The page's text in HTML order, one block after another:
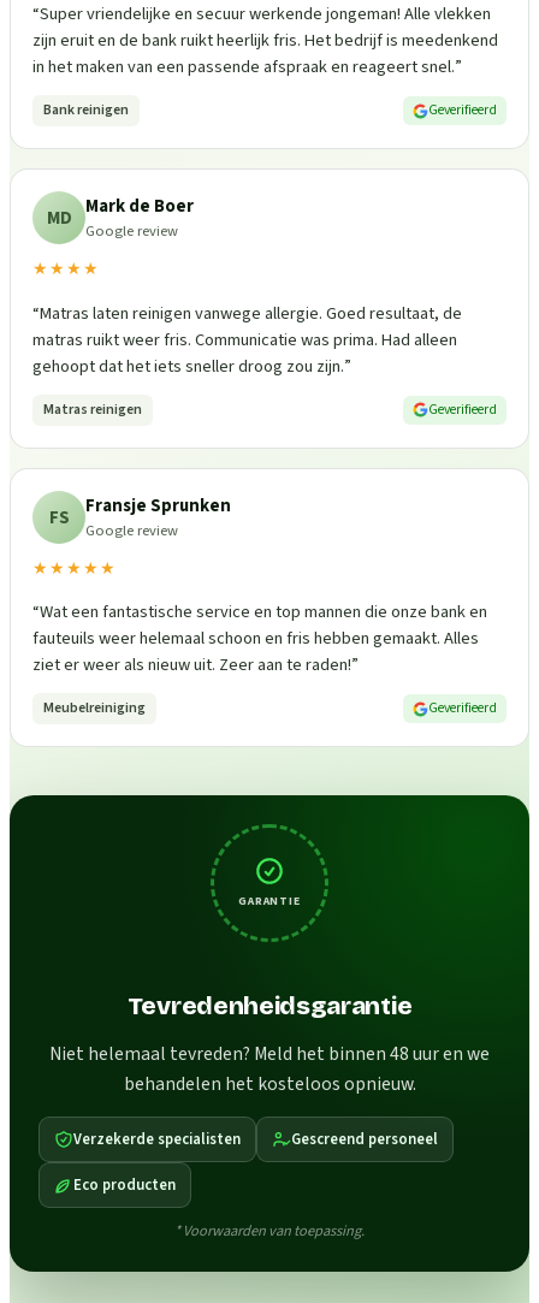
“Super vriendelijke en secuur werkende jongeman! Alle vlekken
zijn eruit en de bank ruikt heerlijk fris. Het bedrijf is meedenkend
in het maken van een passende afspraak en reageert snel.”
Bank reinigen Geverifieerd
MD Mark de Boer
Google review
★★★★
“Matras laten reinigen vanwege allergie. Goed resultaat, de
matras ruikt weer fris. Communicatie was prima. Had alleen
gehoopt dat het iets sneller droog zou zijn.”
Matras reinigen Geverifieerd
FS Fransje Sprunken
Google review
★★★★★
“Wat een fantastische service en top mannen die onze bank en
fauteuils weer helemaal schoon en fris hebben gemaakt. Alles
ziet er weer als nieuw uit. Zeer aan te raden!”
Meubelreiniging Geverifieerd
GARANTIE
Tevredenheidsgarantie
Niet helemaal tevreden? Meld het binnen 48 uur en we
behandelen het kosteloos opnieuw.
Verzekerde specialisten Gescreend personeel
Eco producten
* Voorwaarden van toepassing.